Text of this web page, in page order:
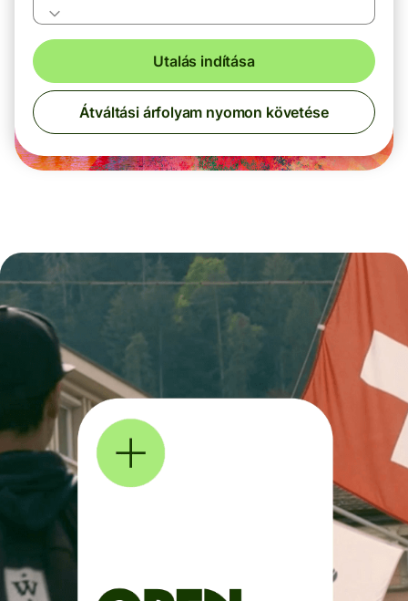
Utalás indítása
Átváltási árfolyam nyomon követése